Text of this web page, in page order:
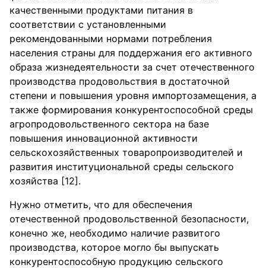
качественными продуктами питания в
соответствии с установленными
рекомендованными нормами потребления
населения страны для поддержания его активного
образа жизнедеятельности за счет отечественного
производства продовольствия в достаточной
степени и повышения уровня импортозамещения, а
также формирования конкурентоспособной среды
агропродовольственного сектора на базе
повышения инновационной активности
сельскохозяйственных товаропроизводителей и
развития институциональной среды сельского
хозяйства [12].
Нужно отметить, что для обеспечения
отечественной продовольственной безопасности,
конечно же, необходимо наличие развитого
производства, которое могло бы выпускать
конкурентоспособную продукцию сельского